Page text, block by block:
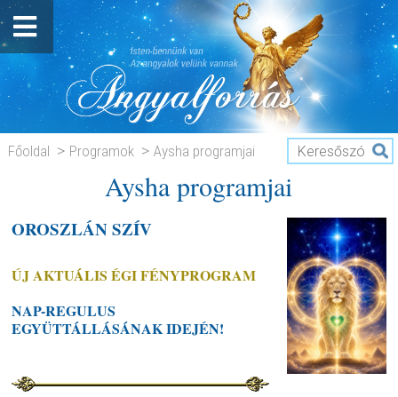
Főoldal Programok Aysha programjai
Aysha programjai
OROSZLÁN SZÍV
ÚJ AKTUÁLIS ÉGI FÉNYPROGRAM
NAP-REGULUS
EGYÜTTÁLLÁSÁNAK IDEJÉN!